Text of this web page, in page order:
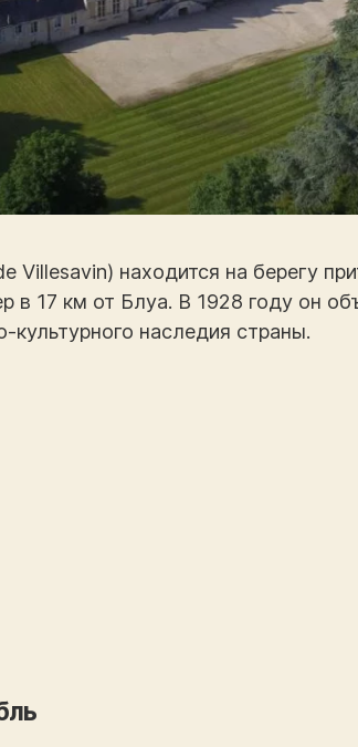
Villesavin) находится на берегу
в 17 км от Блуа. В 1928 году он
культурного наследия страны.